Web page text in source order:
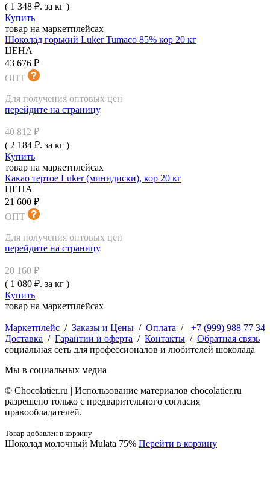
( 1 348 ₽. за кг )
Купить
товар на маркетплейсах
Шоколад горький Luker Tumaco 85% кор 20 кг
ЦЕНА
43 676 ₽
ОПТ
Для получения оптовых цен
перейдите на страницу.
40 812 ₽
( 2 184 ₽. за кг )
Купить
товар на маркетплейсах
Какао тертое Luker (минидиски), кор 20 кг
ЦЕНА
21 600 ₽
ОПТ
Для получения оптовых цен
перейдите на страницу.
20 160 ₽
( 1 080 ₽. за кг )
Купить
товар на маркетплейсах
+7 (999) 988 77 34
Маркетплейс / Заказы и Цены / Оплата /
Доставка / Гарантии и оферта / Контакты / Обратная связь
социальная сеть для профессионалов и любителей шоколада
Мы в социальных медиа
© Сhocolatier.ru | Использование материалов chocolatier.ru
разрешено только с предварительного согласия
правообладателей.
Товар добавлен в корзину
Шоколад молочный Mulata 75% Перейти в корзину